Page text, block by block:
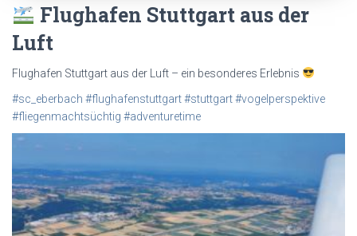
Flughafen Stuttgart aus der
Luft
Flughafen Stuttgart aus der Luft – ein besonderes Erlebnis
#sc_eberbach #flughafenstuttgart#stuttgart#vogelperspektive
#fliegenmachtsüchtig #adventuretime